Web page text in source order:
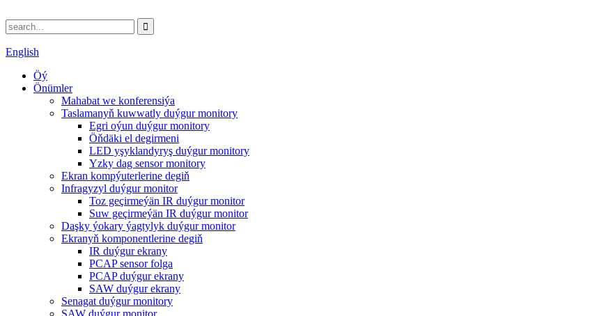
English
Öý
Önümler
Mahabat we konferensiýa
Taslamanyň kuwwatly duýgur monitory
Egri oýun duýgur monitory
Öňdäki el degirmeni
LED yşyklandyryş duýgur monitory
Yzky dag sensor monitory
Ekran kompýuterlerine degiň
Infragyzyl duýgur monitor
Toz geçirmeýän IR duýgur monitor
Suw geçirmeýän IR duýgur monitor
Daşky ýokary ýagtylyk duýgur monitor
Ekranyň komponentlerine degiň
IR duýgur ekrany
PCAP sensor folga
PCAP duýgur ekrany
SAW duýgur ekrany
Senagat duýgur monitory
SAW duýgur monitor